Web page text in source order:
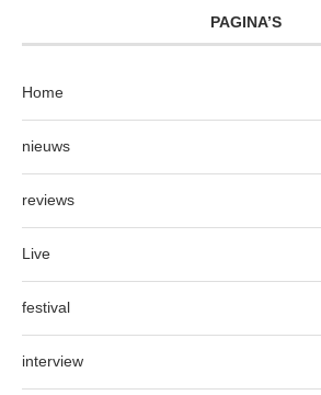
PAGINA’S
Home
nieuws
reviews
Live
festival
interview